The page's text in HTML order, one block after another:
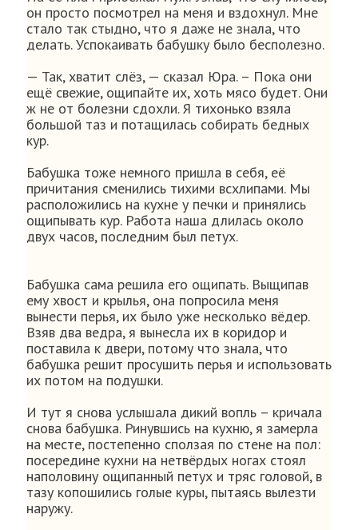
он просто посмотрел на меня и вздохнул. Мне
стало так стыдно, что я даже не знала, что
делать. Успокаивать бабушку было бесполезно.
— Так, хватит слёз, — сказал Юра. – Пока они
ещё свежие, ощипайте их, хоть мясо будет. Они
ж не от болезни сдохли. Я тихонько взяла
большой таз и потащилась собирать бедных
кур.
Бабушка тоже немного пришла в себя, её
причитания сменились тихими всхлипами. Мы
расположились на кухне у печки и принялись
ощипывать кур. Работа наша длилась около
двух часов, последним был петух.
Бабушка сама решила его ощипать. Выщипав
ему хвост и крылья, она попросила меня
вынести перья, их было уже несколько вёдер.
Взяв два ведра, я вынесла их в коридор и
поставила к двери, потому что знала, что
бабушка решит просушить перья и использовать
их потом на подушки.
И тут я снова услышала дикий вопль – кричала
снова бабушка. Ринувшись на кухню, я замерла
на месте, постепенно сползая по стене на пол:
посередине кухни на нетвёрдых ногах стоял
наполовину ощипанный петух и тряс головой, в
тазу копошились голые куры, пытаясь вылезти
наружу.